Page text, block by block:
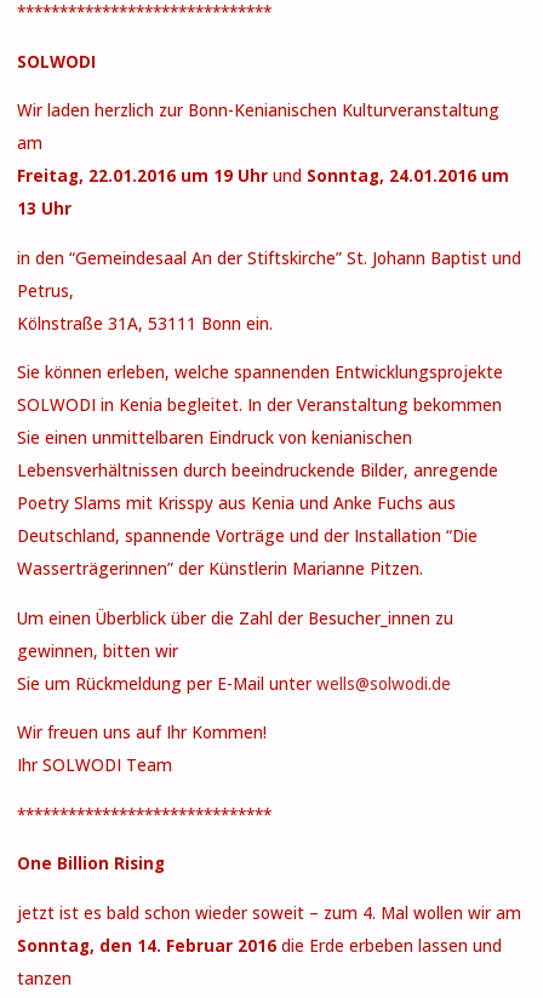
******************************
SOLWODI
Wir laden herzlich zur Bonn-Kenianischen Kulturveranstaltung
am
Freitag, 22.01.2016 um 19 Uhr und Sonntag, 24.01.2016 um
13 Uhr
in den “Gemeindesaal An der Stiftskirche” St. Johann Baptist und
Petrus,
Kölnstraße 31A, 53111 Bonn ein.
Sie können erleben, welche spannenden Entwicklungsprojekte
SOLWODI in Kenia begleitet. In der Veranstaltung bekommen
Sie einen unmittelbaren Eindruck von kenianischen
Lebensverhältnissen durch beeindruckende Bilder, anregende
Poetry Slams mit Krisspy aus Kenia und Anke Fuchs aus
Deutschland, spannende Vorträge und der Installation “Die
Wasserträgerinnen” der Künstlerin Marianne Pitzen.
Um einen Überblick über die Zahl der Besucher_innen zu
gewinnen, bitten wir
Sie um Rückmeldung per E-Mail unter wells@solwodi.de
Wir freuen uns auf Ihr Kommen!
Ihr SOLWODI Team
******************************
One Billion Rising
jetzt ist es bald schon wieder soweit – zum 4. Mal wollen wir am
Sonntag, den 14. Februar 2016 die Erde erbeben lassen und
tanzen